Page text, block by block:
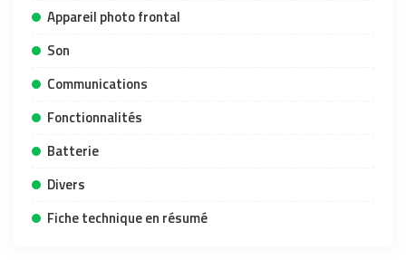
Appareil photo frontal
Son
Communications
Fonctionnalités
Batterie
Divers
Fiche technique en résumé